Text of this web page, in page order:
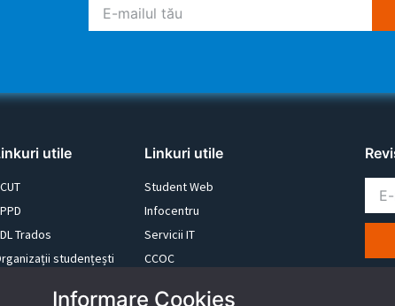
utile
Trados
studențești
Linkuri utile
Student Web
Infocentru
Servicii IT
CCOC
Informare Cookies